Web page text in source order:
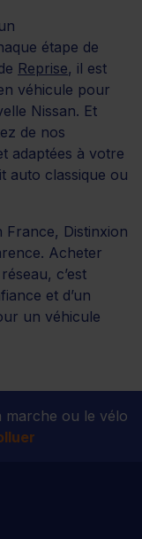
étape de
Reprise, il est
véhicule pour
Nissan. Et
de nos
adaptées à votre
auto classique ou
France, Distinxion
Acheter
c’est
et d’un
un véhicule
marche ou le vélo